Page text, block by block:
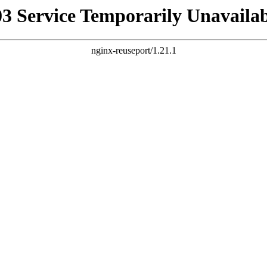
Service Temporarily
nginx-reuseport/1.21.1